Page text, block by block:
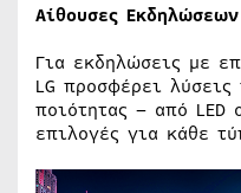
Αίθουσες Εκδηλώσεων
Για εκδηλώσεις με
LG προσφέρει
ποιότητας – από LED
επιλογές για κάθε